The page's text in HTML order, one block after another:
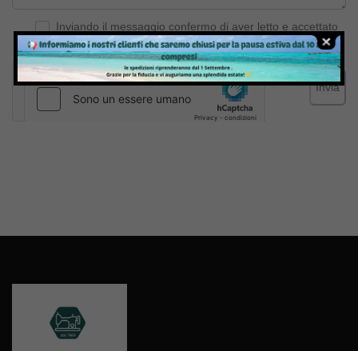
Inviando il messaggio confermo di aver letto e accettato
Termini e condizionidel sito web
Invia